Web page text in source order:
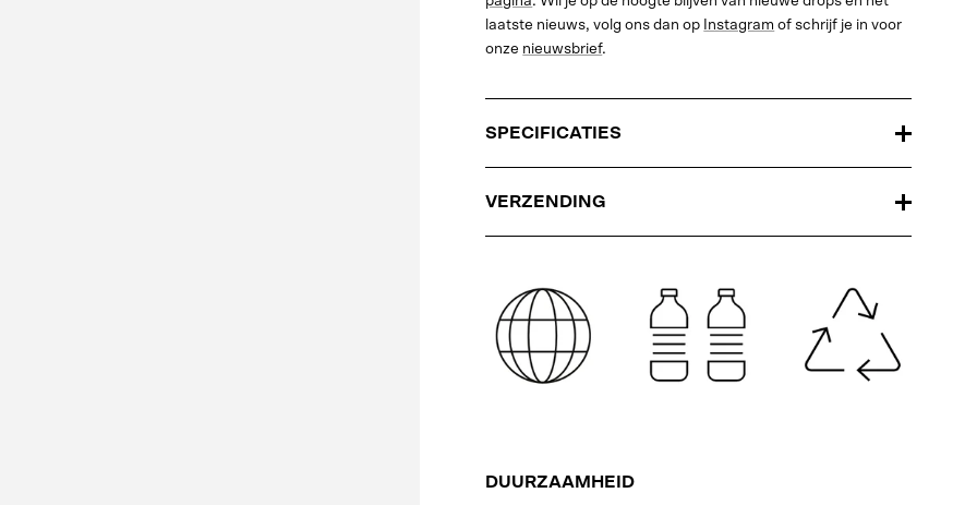
laatste nieuws, volg ons dan op Instagram of schrijf je in voor
onze nieuwsbrief.
SPECIFICATIES
VERZENDING
DUURZAAMHEID